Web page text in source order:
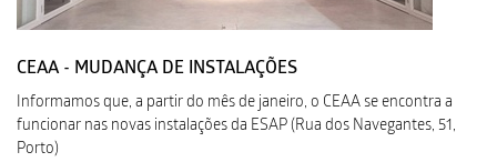
CEAA - MUDANÇA DE INSTALAÇÕES
Informamos que, a partir do mês de janeiro, o CEAA se encontra a
funcionar nas novas instalações da ESAP (Rua dos Navegantes, 51,
Porto)